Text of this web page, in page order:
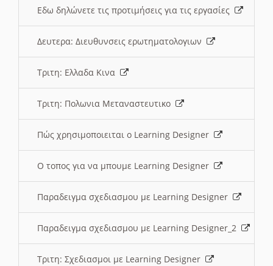
Εδω δηλώνετε τις προτιμήσεις για τις εργασίες
Δευτερα: Διευθυνσεις ερωτηματολογιων
Τριτη: Ελλαδα Κινα
Τριτη: Πολωνια Μεταναστευτικο
Πώς χρησιμοποιειται ο Learning Designer
O τοπος για να μπουμε Learning Designer
Παραδειγμα σχεδιασμου με Learning Designer
Παραδειγμα σχεδιασμου με Learning Designer_2
Τριτη: Σχεδιασμοι με Learning Designer